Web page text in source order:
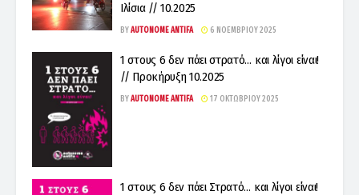
Ιλίσια // 10.2025
BYAUTONOME ANTIFA 6 ΝΟΕΜΒΡΊΟΥ 2025
1 στους 6 δεν πάει στρατό… και λίγοι είναι!
// Προκήρυξη 10.2025
BYAUTONOME ANTIFA 17 ΟΚΤΩΒΡΊΟΥ 2025
1 στους 6 δεν πάει Στρατό… και λίγοι είναι!